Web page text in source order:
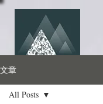
文章
All Posts